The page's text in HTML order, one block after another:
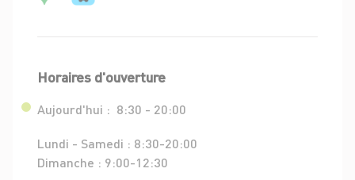
Horaires d'ouverture
Aujourd'hui : 8:30 - 20:00
Lundi - Samedi : 8:30-20:00
Dimanche : 9:00-12:30